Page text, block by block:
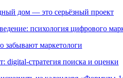
дом — это серьёзный проект
психология цифрового
забывают маркетологи
digital-стратегия поиска и оценки